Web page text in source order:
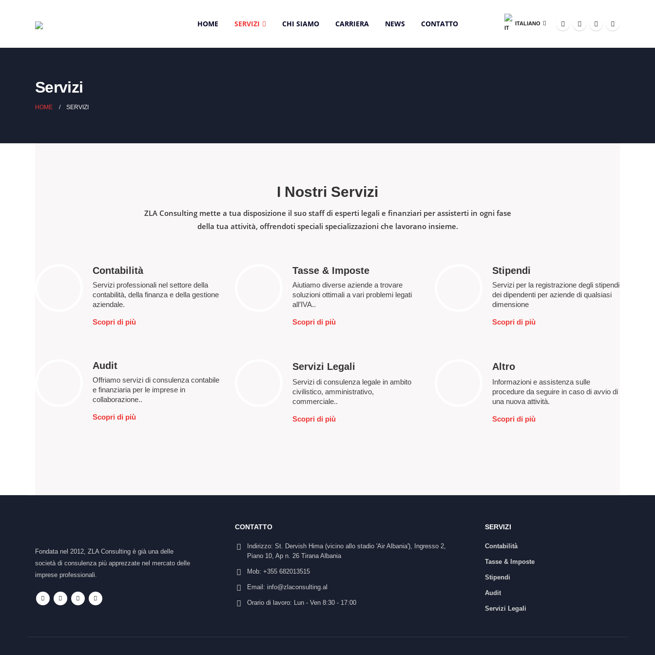
HOME SERVIZI CHI SIAMO CARRIERA NEWS CONTATTO ITALIANO
Servizi
HOME SERVIZI
I Nostri Servizi
ZLA Consulting mette a tua disposizione il suo staff di esperti legali e finanziari per assisterti in ogni fase
della tua attività, offrendoti speciali specializzazioni che lavorano insieme.
Contabilità
Servizi professionali nel settore della
contabilità, della finanza e della gestione
aziendale.
Scopri di più
Tasse & Imposte
Aiutiamo diverse aziende a trovare
soluzioni ottimali a vari problemi legati
all’IVA..
Scopri di più
Stipendi
Servizi per la registrazione degli stipendi
dei dipendenti per aziende di qualsiasi
dimensione
Scopri di più
Audit
Offriamo servizi di consulenza contabile
e finanziaria per le imprese in
collaborazione..
Scopri di più
Servizi Legali
Servizi di consulenza legale in ambito
civilistico, amministrativo,
commerciale..
Scopri di più
Altro
Informazioni e assistenza sulle
procedure da seguire in caso di avvio di
una nuova attività.
Scopri di più
Fondata nel 2012, ZLA Consulting è già una delle
società di consulenza più apprezzate nel mercato delle
imprese professionali.
CONTATTO
Indirizzo: St. Dervish Hima (vicino allo stadio 'Air Albania'), Ingresso 2,
Piano 10, Ap n. 26 Tirana Albania
Mob: +355 682013515
Email: info@zlaconsulting.al
Orario di lavoro: Lun - Ven 8:30 - 17:00
SERVIZI
Contabilità
Tasse & Imposte
Stipendi
Audit
Servizi Legali